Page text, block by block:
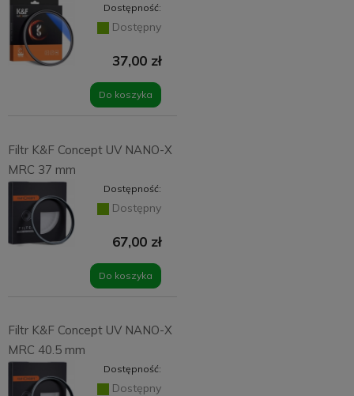
Dostępność:
Dostępny
37,00 zł
Do koszyka
Filtr K&F Concept UV NANO-X
MRC 37 mm
Dostępność:
Dostępny
67,00 zł
Do koszyka
Filtr K&F Concept UV NANO-X
MRC 40.5 mm
Dostępność:
Dostępny